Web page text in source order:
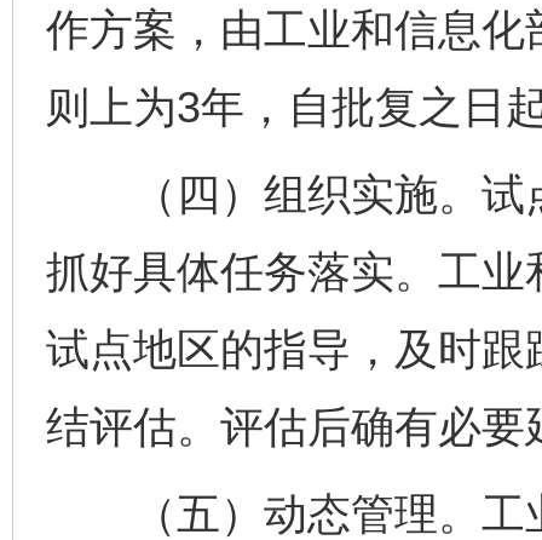
作方案，由工业和信息
则上为3年，自批复之日
（四）组织实施。试
抓好具体任务落实。工
试点地区的指导，及时
结评估。评估后确有必
（五）动态管理。工